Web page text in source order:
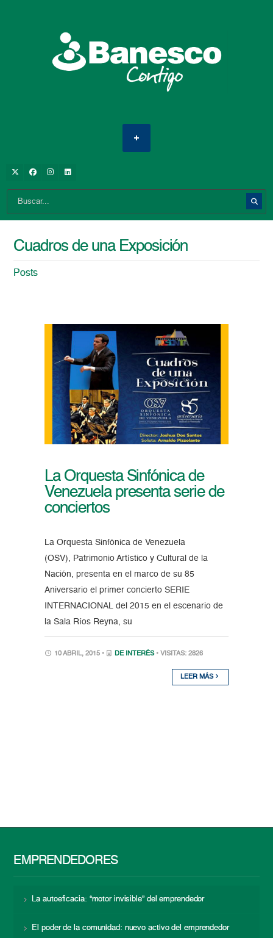
Cuadros de una Exposición
Posts
La Orquesta Sinfónica de
Venezuela presenta serie de
conciertos
La Orquesta Sinfónica de Venezuela
(OSV), Patrimonio Artístico y Cultural de la
Nación, presenta en el marco de su 85
Aniversario el primer concierto SERIE
INTERNACIONAL del 2015 en el escenario de
la Sala Ríos Reyna, su
10 ABRIL, 2015 • DE INTERÉS • VISITAS: 2826
LEER MÁS
EMPRENDEDORES
La autoeficacia: “motor invisible” del emprendedor
El poder de la comunidad: nuevo activo del emprendedor